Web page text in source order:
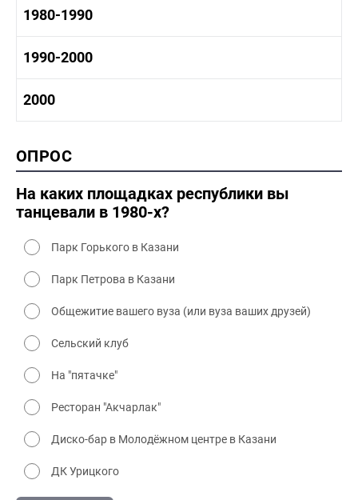
1960-1970 культура
1970-1980 история
1970-1980 культура
1970 - 1980 быт
1980-1990
1980 -1990 история
1980-1990 культура
1990-2000
1990-2000 культура
2000
2000 промышленность
2000 культура
ОПРОС
На каких площадках республики вы
танцевали в 1980-х?
Парк Горького в Казани
Парк Петрова в Казани
Общежитие вашего вуза (или вуза ваших друзей)
Сельский клуб
На "пятачке"
Ресторан "Акчарлак"
Диско-бар в Молодёжном центре в Казани
ДК Урицкого